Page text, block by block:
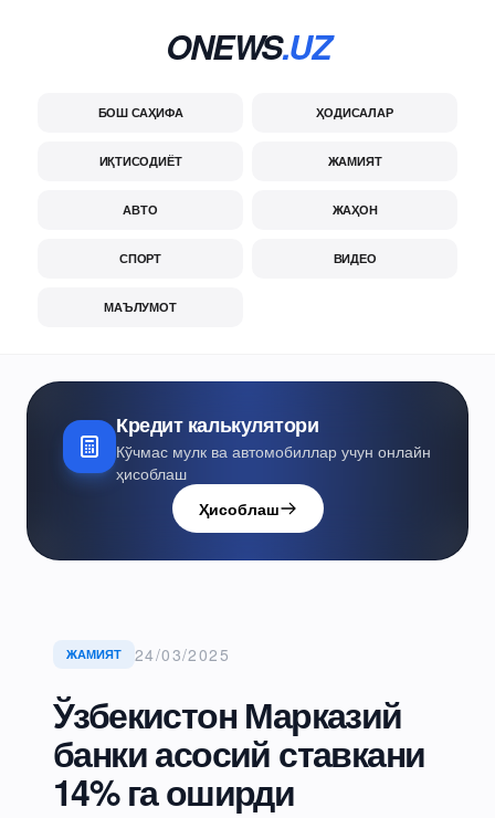
ONEWS.UZ
БОШ САҲИФА ҲОДИСАЛАР
ИҚТИСОДИЁТ ЖАМИЯТ
АВТО ЖАҲОН
СПОРТ ВИДЕО
МАЪЛУМОТ
Кредит калькулятори
Кўчмас мулк ва автомобиллар учун онлайн
ҳисоблаш
Ҳисоблаш
ЖАМИЯТ 24/03/2025
Ўзбекистон Марказий
банки асосий ставкани
14% га оширди